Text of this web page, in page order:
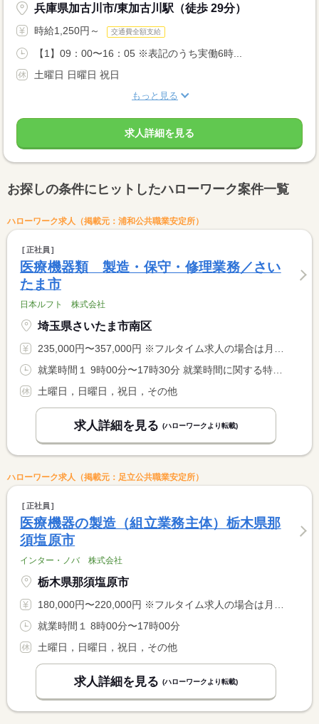
兵庫県加古川市/東加古川駅（徒歩 29分）
時給1,250円～ 交通費全額支給
【1】09：00〜16：05 ※表記のうち実働6時...
土曜日 日曜日 祝日
もっと見る
求人詳細を見る
お探しの条件にヒットしたハローワーク案件一覧
ハローワーク求人（掲載元：浦和公共職業安定所）
正社員
医療機器類 製造・保守・修理業務／さい
たま市
日本ルフト 株式会社
埼玉県さいたま市南区
235,000円〜357,000円 ※フルタイム求人の場合は月額（換算額）、パート求人の場合は時間額を表示しています。
土曜日，日曜日，祝日，その他
求人詳細を見る (ハローワークより転載)
ハローワーク求人（掲載元：足立公共職業安定所）
正社員
医療機器の製造（組立業務主体）栃木県那
須塩原市
インター・ノバ 株式会社
栃木県那須塩原市
180,000円〜220,000円 ※フルタイム求人の場合は月額（換算額）、パート求人の場合は時間額を表示しています。
就業時間１ 8時00分〜17時00分
土曜日，日曜日，祝日，その他
求人詳細を見る (ハローワークより転載)